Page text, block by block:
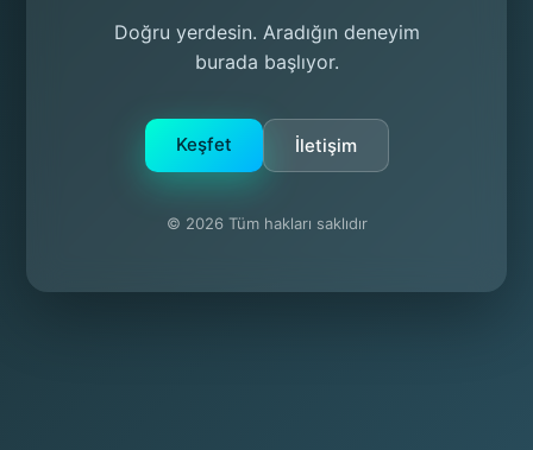
Doğru yerdesin. Aradığın deneyim
burada başlıyor.
Keşfet İletişim
© 2026 Tüm hakları saklıdır